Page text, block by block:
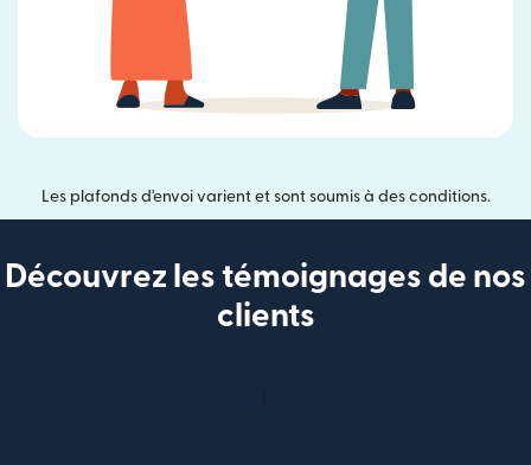
Les plafonds d'envoi varient et sont soumis à des conditions.
Découvrez les témoignages de nos
clients